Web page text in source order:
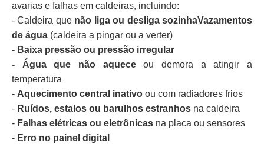
avarias e falhas em caldeiras, incluindo:
- Caldeira que não liga ou desliga sozinhaVazamentos
de água (caldeira a pingar ou a verter)
- Baixa pressão ou pressão irregular
- Água que não aqueceou demora a atingir a
temperatura
- Aquecimento central inativo ou com radiadores frios
- Ruídos, estalos ou barulhos estranhos na caldeira
- Falhas elétricas ou eletrônicas na placa ou sensores
- Erro no painel digital